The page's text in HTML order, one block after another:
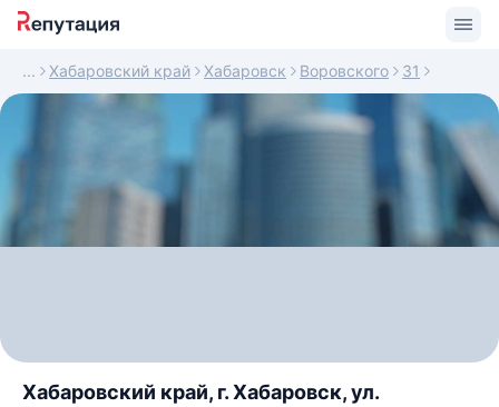
Хабаровский край Хабаровск Воровского 31
Хабаровский край, г. Хабаровск, ул.